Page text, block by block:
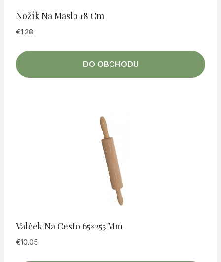
Nožík Na Maslo 18 Cm
€1.28
DO OBCHODU
Valček Na Cesto 65×255 Mm
€10.05